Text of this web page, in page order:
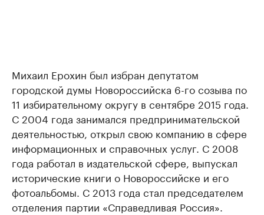
Михаил Ерохин был избран депутатом
городской думы Новороссийска 6-го созыва по
11 избирательному округу в сентябре 2015 года.
С 2004 года занимался предпринимательской
деятельностью, открыл свою компанию в сфере
информационных и справочных услуг. С 2008
года работал в издательской сфере, выпускал
исторические книги о Новороссийске и его
фотоальбомы. С 2013 года стал председателем
отделения партии «Справедливая Россия».